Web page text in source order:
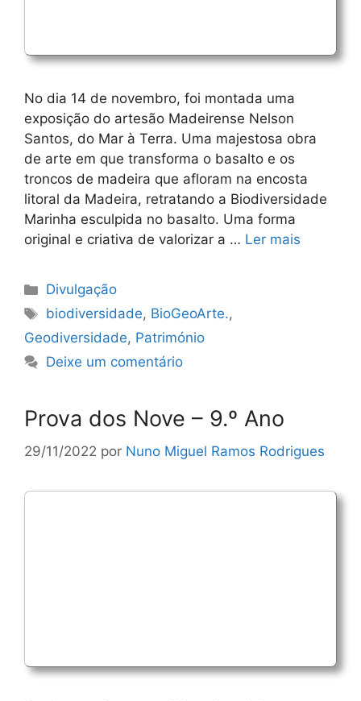
No dia 14 de novembro, foi montada uma
exposição do artesão Madeirense Nelson
Santos, do Mar à Terra. Uma majestosa obra
de arte em que transforma o basalto e os
troncos de madeira que afloram na encosta
litoral da Madeira, retratando a Biodiversidade
Marinha esculpida no basalto. Uma forma
original e criativa de valorizar a … Ler mais
Categorias
Divulgação
Etiquetas
biodiversidade, BioGeoArte.,
Geodiversidade, Património
Deixe um comentário
Prova dos Nove – 9.º Ano
29/11/2022 por Nuno Miguel Ramos Rodrigues